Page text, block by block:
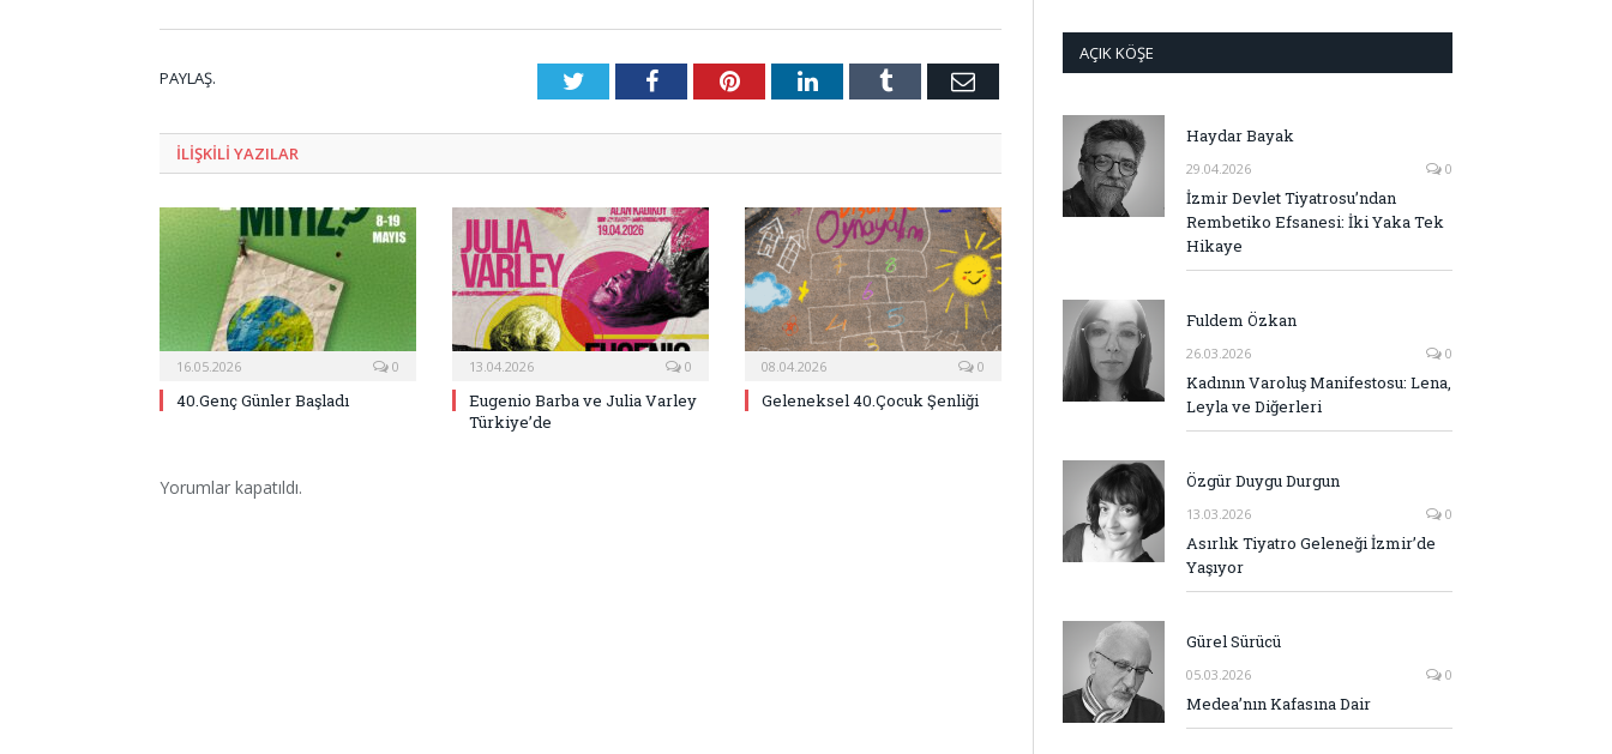
PAYLAŞ. TwitterFacebookPinterestLinkedInTumblr E-
ILIŞKILI YAZILAR
16.05.2026 0
40.Genç Günler Başladı
13.04.2026 0
Eugenio Barba ve Julia Varley
Türkiye’de
08.04.2026 0
Geleneksel 40.Çocuk Şenliği
Yorumlar kapatıldı.
AÇIK KÖŞE
Haydar Bayak
29.04.2026 0
İzmir Devlet Tiyatrosu’ndan
Rembetiko Efsanesi: İki Yaka Tek
Hikaye
Fuldem Özkan
26.03.2026 0
Kadının Varoluş Manifestosu: Lena,
Leyla ve Diğerleri
Özgür Duygu Durgun
13.03.2026 0
Asırlık Tiyatro Geleneği İzmir’de
Yaşıyor
Gürel Sürücü
05.03.2026 0
Medea’nın Kafasına Dair